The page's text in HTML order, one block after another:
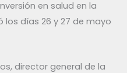
en salud en la
los días 26 y 27 de mayo
director general de la